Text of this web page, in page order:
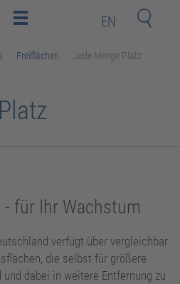
EN
Freiflächen Jede Menge Platz
für Ihr Wachstum
verfügt über vergleichbar
die selbst für größere
dabei in weitere Entfernung zu